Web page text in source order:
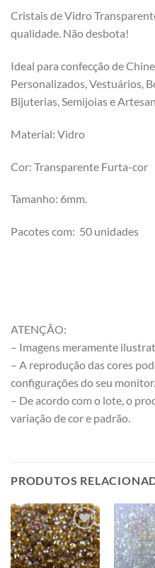
Cristais de Vidro
qualidade. Não desbota!
Ideal para confecção de
Personalizados, Vestuários,
Bijuterias, Semijoias e
Material: Vidro
Cor: Transparente Furta-cor
Tamanho: 6mm.
Pacotes com: 50 unidades
ATENÇÃO:
– Imagens meramente
– A reprodução das cores
configurações do seu monitor.
– De acordo com o lote, o
variação de cor e padrão.
PRODUTOS